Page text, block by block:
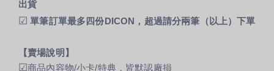
出貨
☑ 單筆訂單最多四份DICON，超過請分兩筆（以上）下單
【賣場說明】
☑商品內容物/小卡/特典，皆默認廠損